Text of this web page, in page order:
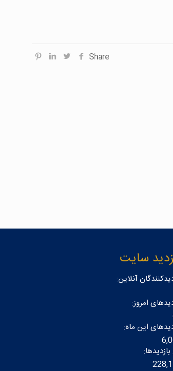
Share
سایت
آنلاین:
امروز:
این ماه: